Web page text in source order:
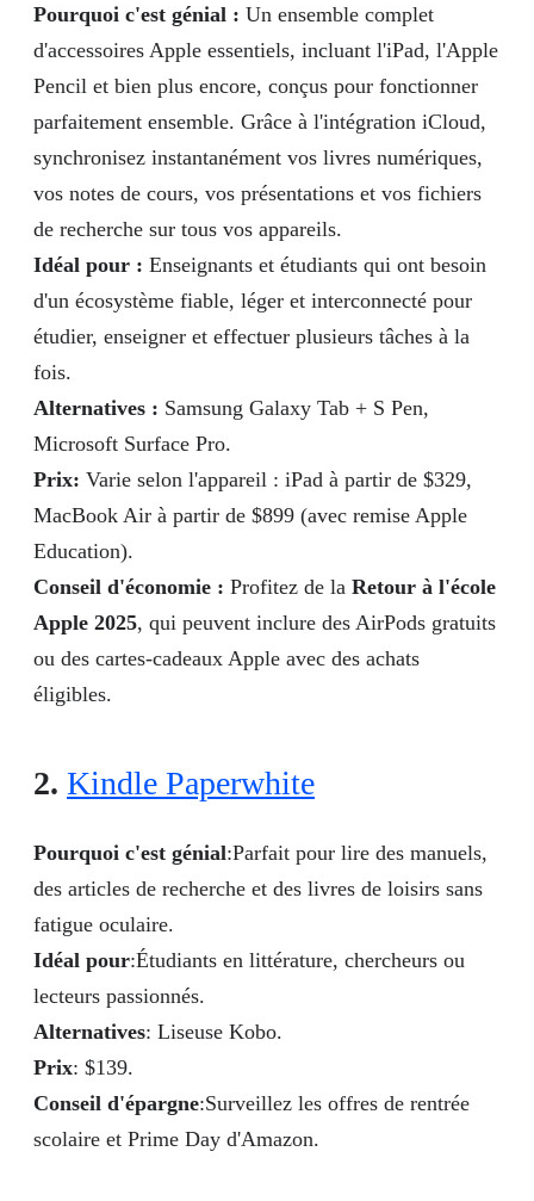
Pourquoi c'est génial : Un ensemble complet
d'accessoires Apple essentiels, incluant l'iPad, l'Apple
Pencil et bien plus encore, conçus pour fonctionner
parfaitement ensemble. Grâce à l'intégration iCloud,
synchronisez instantanément vos livres numériques,
vos notes de cours, vos présentations et vos fichiers
de recherche sur tous vos appareils.
Idéal pour : Enseignants et étudiants qui ont besoin
d'un écosystème fiable, léger et interconnecté pour
étudier, enseigner et effectuer plusieurs tâches à la
fois.
Alternatives : Samsung Galaxy Tab + S Pen,
Microsoft Surface Pro.
Prix: Varie selon l'appareil : iPad à partir de $329,
MacBook Air à partir de $899 (avec remise Apple
Education).
Conseil d'économie : Profitez de la Retour à l'école
Apple 2025, qui peuvent inclure des AirPods gratuits
ou des cartes-cadeaux Apple avec des achats
éligibles.
2. Kindle Paperwhite
Pourquoi c'est génial:Parfait pour lire des manuels,
des articles de recherche et des livres de loisirs sans
fatigue oculaire.
Idéal pour:Étudiants en littérature, chercheurs ou
lecteurs passionnés.
Alternatives: Liseuse Kobo.
Prix: $139.
Conseil d'épargne:Surveillez les offres de rentrée
scolaire et Prime Day d'Amazon.